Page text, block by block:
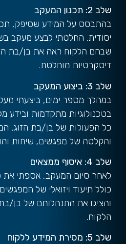
שלב 2: תכנון המעקב
בהתבסס על המידע שסיפק,
יסודית. החלטתי לבצע מעקב
שבהם הלקוח ראה את בן/בת
דיסקרטיות מוחלטת.
שלב 3: ביצוע המעקב
במהלך מספר ימים, ביצעתי
בטכנולוגיות מתקדמות ובידע
כל הפעולות של בן/בת הזוג.
והקלטה של מפגשים, שיחות
שלב 4: איסוף ממצאים
לאחר סיום המעקב, אספתי את
כולל תיעוד ויזואלי של
והציגו את התנהלותם של בן/
הלקוח.
שלב 5: מסירת המידע ללקוח